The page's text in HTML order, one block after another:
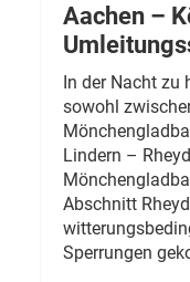
Aachen –
In der Nacht zu
sowohl
Lindern –
Abschnitt
Sperrungen